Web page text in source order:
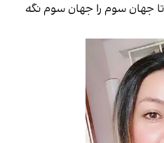
جهان سوم را جهان سوم نگه